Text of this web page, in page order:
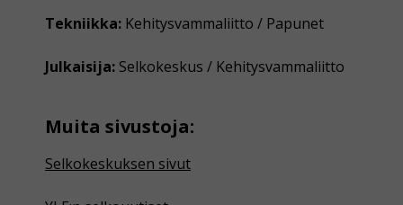
Tekniikka: Kehitysvammaliitto / Papunet
Julkaisija: Selkokeskus / Kehitysvammaliitto
Muita sivustoja:
Selkokeskuksen sivut